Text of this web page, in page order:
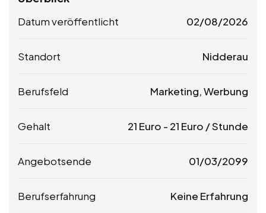
Datum veröffentlicht 02/08/2026
Standort Nidderau
Berufsfeld Marketing, Werbung
Gehalt 21 Euro - 21 Euro / Stunde
Angebotsende 01/03/2099
Berufserfahrung Keine Erfahrung